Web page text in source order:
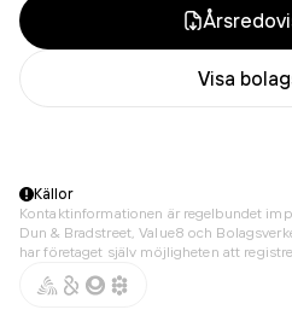
Visa
Källor
Kontaktinformationen är regelbundet
Dun & Bradstreet, Value8 och
har företaget själv möjligheten att